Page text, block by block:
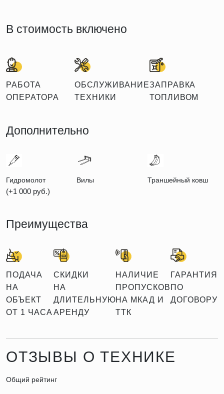
В стоимость включено
РАБОТА
ОПЕРАТОРА
ОБСЛУЖИВАНИЕ
ТЕХНИКИ
ЗАПРАВКА
ТОПЛИВОМ
Дополнительно
Гидромолот
(+1 000 руб.)
Вилы Траншейный ковш
Преимущества
ПОДАЧА
НА
ОБЪЕКТ
ОТ 1 ЧАСА
СКИДКИ
НА
ДЛИТЕЛЬНУЮ
АРЕНДУ
НАЛИЧИЕ
ПРОПУСКОВ
НА МКАД И
ТТК
ГАРАНТИЯ
ПО
ДОГОВОРУ
ОТЗЫВЫ О ТЕХНИКЕ
Общий рейтинг